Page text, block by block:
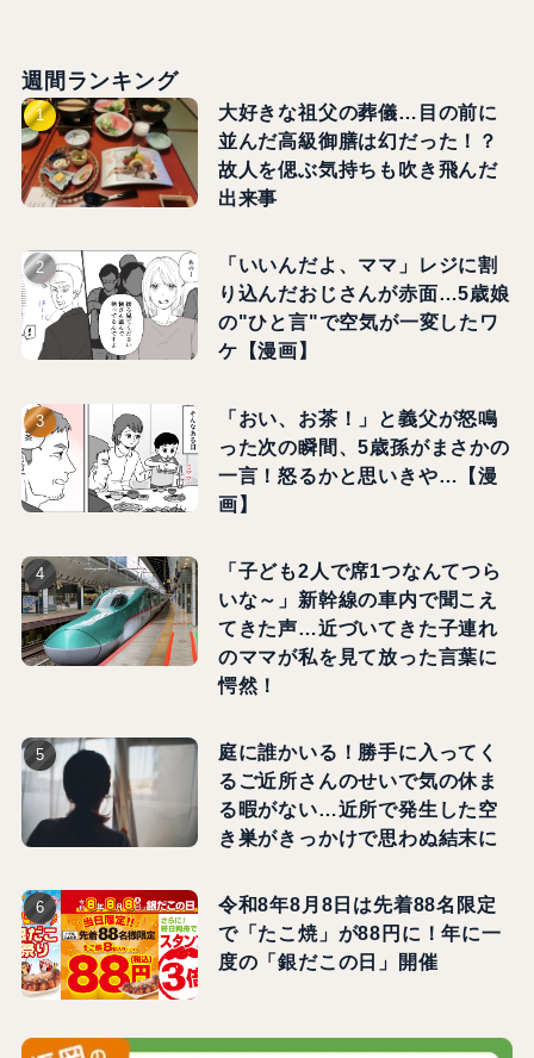
週間ランキング
大好きな祖父の葬儀…目の前に
並んだ高級御膳は幻だった！？
故人を偲ぶ気持ちも吹き飛んだ
出来事
「いいんだよ、ママ」レジに割
り込んだおじさんが赤面…5歳娘
の"ひと言"で空気が一変したワ
ケ【漫画】
「おい、お茶！」と義父が怒鳴
った次の瞬間、5歳孫がまさかの
一言！怒るかと思いきや…【漫
画】
「子ども2人で席1つなんてつら
いな～」新幹線の車内で聞こえ
てきた声…近づいてきた子連れ
のママが私を見て放った言葉に
愕然！
庭に誰かいる！勝手に入ってく
るご近所さんのせいで気の休ま
る暇がない…近所で発生した空
き巣がきっかけで思わぬ結末に
令和8年8月8日は先着88名限定
で「たこ焼」が88円に！年に一
度の「銀だこの日」開催